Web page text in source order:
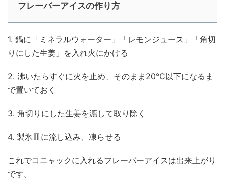
フレーバーアイスの作り方
1. 鍋に「ミネラルウォーター」「レモンジュース」「角切
りにした生姜」を入れ火にかける
2. 沸いたらすぐに火を止め、そのまま20℃以下になるま
で置いておく
3. 角切りにした生姜を漉して取り除く
4. 製氷皿に流し込み、凍らせる
これでコニャックに入れるフレーバーアイスは出来上がり
です。